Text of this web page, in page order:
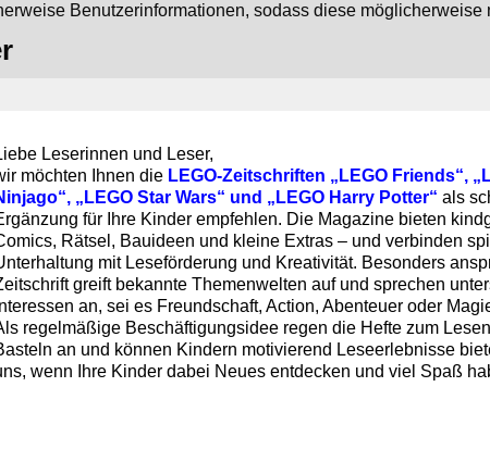
Benutzerinformationen, sodass diese möglicherweise
Leserinnen und Leser,
möchten Ihnen die LEGO-Zeitschriften „LEGO Friends“,
„LEGO Star Wars“ und „LEGO Harry Potter“ als
für Ihre Kinder empfehlen. Die Magazine bieten
Rätsel, Bauideen und kleine Extras – und verbinden
mit Leseförderung und Kreativität. Besonders
greift bekannte Themenwelten auf und sprechen
Interessen an, sei es Freundschaft, Action, Abenteuer oder
regelmäßige Beschäftigungsidee regen die Hefte zum
an und können Kindern motivierend Leseerlebnisse
wenn Ihre Kinder dabei Neues entdecken und viel Spaß